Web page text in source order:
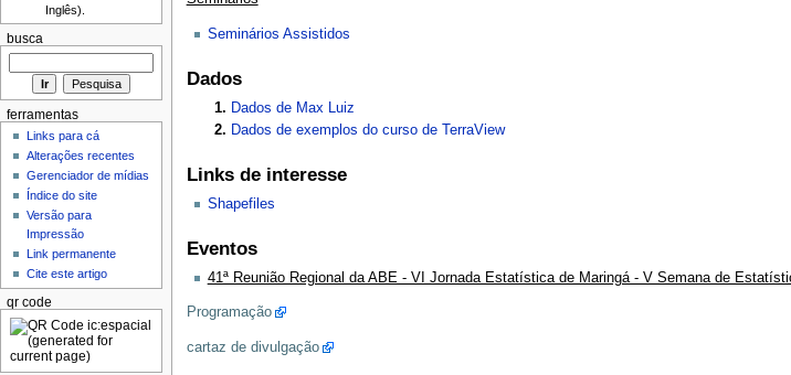
Seminários Assistidos
Dados
Dados de Max Luiz
Dados de exemplos do curso de TerraView
Links de interesse
Shapefiles
Eventos
41ª Reunião Regional da ABE - VI Jornada Estatística de Maringá - V Semana de
Programação
cartaz de divulgação
Inglês).
busca
ferramentas
Links para cá
Alterações recentes
Gerenciador de mídias
Índice do site
Versão para
Impressão
Link permanente
Cite este artigo
qr code